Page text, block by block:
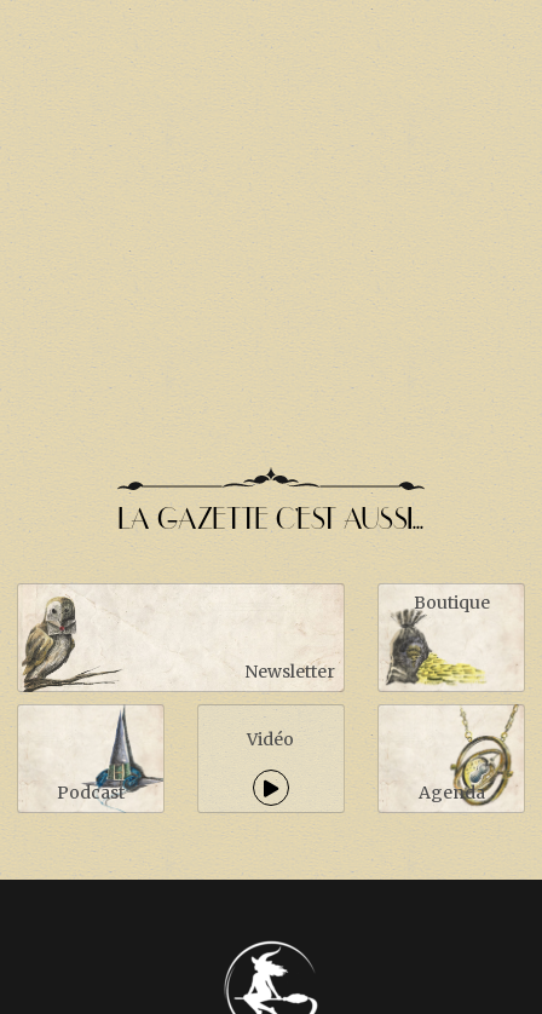
LA GAZETTE C'EST AUSSI...
Newsletter
Boutique
Podcast
Vidéo
Agenda